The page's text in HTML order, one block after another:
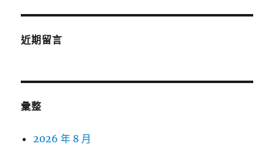
近期留言
彙整
2026 年 8 月